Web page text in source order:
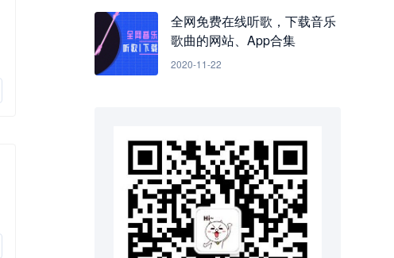
全网免费在线听歌，下载音乐
歌曲的网站、App合集
2020-11-22